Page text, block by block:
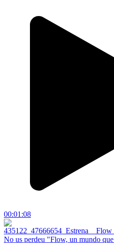
00:01:08
No us perdeu "Flow, un mundo